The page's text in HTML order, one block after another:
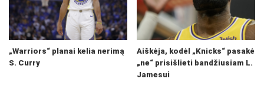
„Warriors“ planai kelia nerimą
S. Curry
Aiškėja, kodėl „Knicks“ pasakė
„ne“ prisišlieti bandžiusiam L.
Jamesui